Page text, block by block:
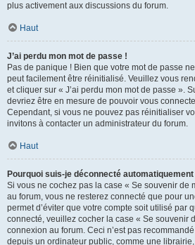
plus activement aux discussions du forum.
Haut
J’ai perdu mon mot de passe !
Pas de panique ! Bien que votre mot de passe
peut facilement être réinitialisé. Veuillez vous
et cliquer sur « J’ai perdu mon mot de passe ».
devriez être en mesure de pouvoir vous
Cependant, si vous ne pouvez pas réinitialiser
invitons à contacter un administrateur du forum.
Haut
Pourquoi suis-je déconnecté automatiquement
Si vous ne cochez pas la case « Se souvenir de
au forum, vous ne resterez connecté que pour
permet d’éviter que votre compte soit utilisé par
connecté, veuillez cocher la case « Se souvenir
connexion au forum. Ceci n’est pas
depuis un ordinateur public, comme une